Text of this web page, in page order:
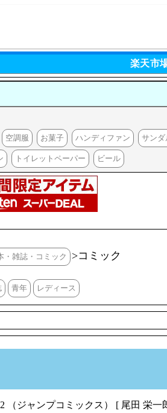
楽天市
空調服 お菓子 ハンディファン サンダ
トイレットペーパー ビール
・雑誌・コミック >コミック
青年 レディース
（ジャンプコミックス） [ 尾田 栄一